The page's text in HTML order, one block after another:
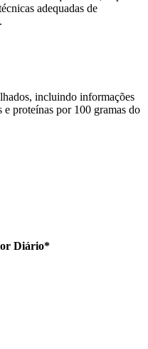
adequadas de
incluindo informações
proteínas por 100 gramas do
Diário*